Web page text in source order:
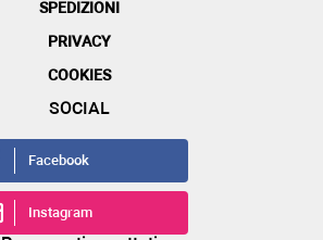
SPEDIZIONI
PRIVACY
COOKIES
SOCIAL
Facebook
Instagram